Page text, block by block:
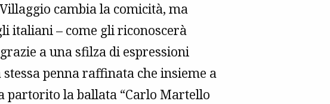
cambia la comicità, ma
italiani – come gli riconoscerà
a una sfilza di espressioni
penna raffinata che insieme a
partorito la ballata “Carlo Martello